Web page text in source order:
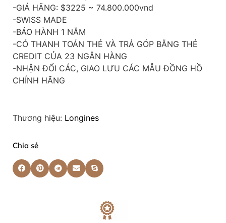
-GIÁ HÃNG: $3225 ~ 74.800.000vnd
-SWISS MADE
-BẢO HÀNH 1 NĂM
-CÓ THANH TOÁN THẺ VÀ TRẢ GÓP BẰNG THẺ
CREDIT CỦA 23 NGÂN HÀNG
-NHẬN ĐỔI CÁC, GIAO LƯU CÁC MẪU ĐỒNG HỒ
CHÍNH HÃNG
Thương hiệu: Longines
Chia sẻ